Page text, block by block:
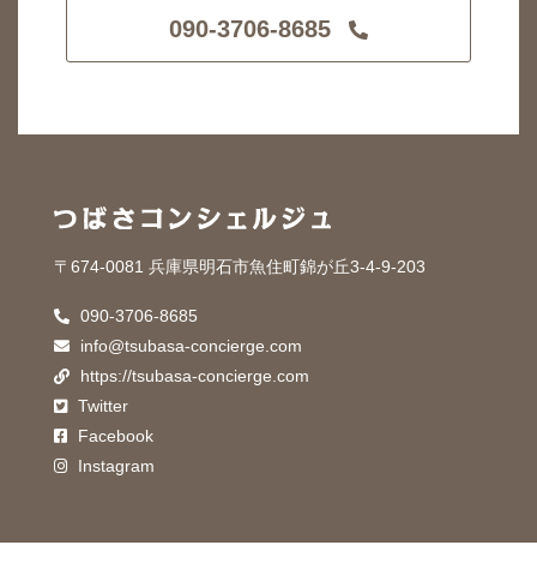
090-3706-8685
〒674-0081 兵庫県明石市魚住町錦が丘3-4-9-203
090-3706-8685
info@tsubasa-concierge.com
https://tsubasa-concierge.com
Twitter
Facebook
Instagram